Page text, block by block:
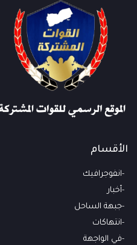
الأقسام
انفوجرافيك
أخبار
جبهة الساحل
انتهاكات
في الواجهة